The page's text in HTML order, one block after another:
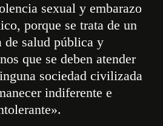
sexual y embarazo
, porque se trata de un
de salud pública y
que se deben atender
sociedad civilizada
indiferente e